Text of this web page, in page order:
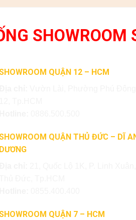
SHOWROOM
QUẬN 12 – HCM
QUẬN THỦ ĐỨC – DĨ
DƯƠNG
QUẬN 7 – HCM